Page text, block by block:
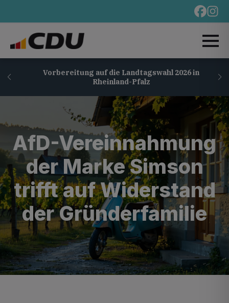
Vorbereitung auf die Landtagswahl 2026 in
Rheinland-Pfalz
AfD-Vereinnahmung
der Marke Simson
trifft auf Widerstand
der Gründerfamilie